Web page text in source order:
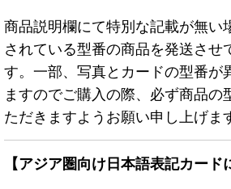
商品説明欄にて特別な記載が無い
されている型番の商品を発送させ
す。一部、写真とカードの型番が
ますのでご購入の際、必ず商品の
ただきますようお願い申し上げま
【アジア圏向け日本語表記カード